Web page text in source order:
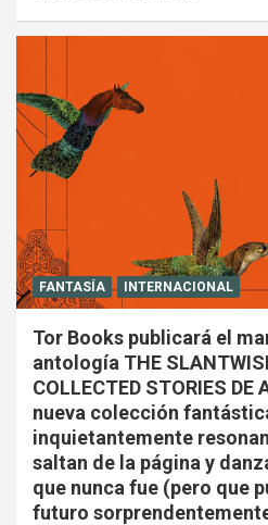
FANTASÍA INTERNACIONAL
Tor Books publicará el
antología THE
COLLECTED STORIES
nueva colección
inquietantemente
saltan de la página y
que nunca fue (pero que
futuro